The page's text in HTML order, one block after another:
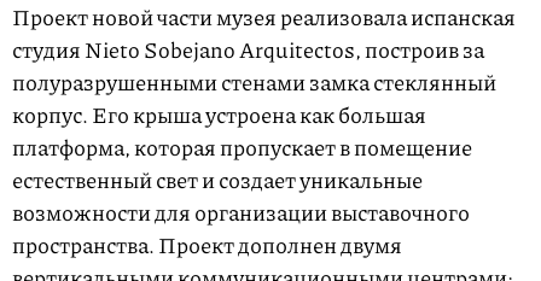
Проект новой части музея реализовала испанская
студия Nieto Sobejano Arquitectos, построив за
полуразрушенными стенами замка стеклянный
корпус. Его крыша устроена как большая
платформа, которая пропускает в помещение
естественный свет и создает уникальные
возможности для организации выставочного
пространства. Проект дополнен двумя